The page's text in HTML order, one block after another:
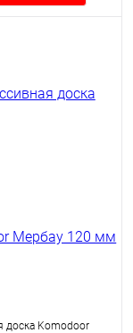
доска Komodoor